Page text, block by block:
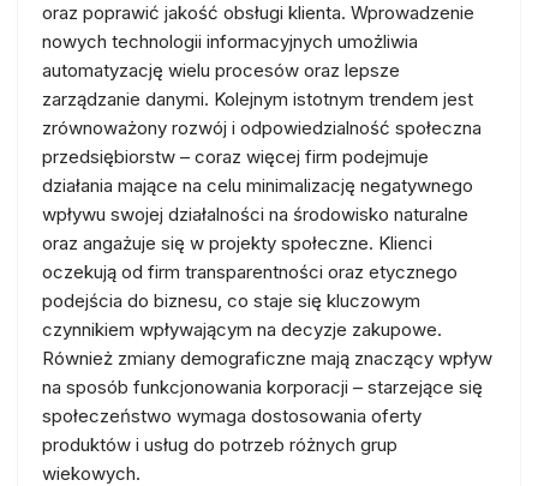
oraz poprawić jakość obsługi klienta. Wprowadzenie
nowych technologii informacyjnych umożliwia
automatyzację wielu procesów oraz lepsze
zarządzanie danymi. Kolejnym istotnym trendem jest
zrównoważony rozwój i odpowiedzialność społeczna
przedsiębiorstw – coraz więcej firm podejmuje
działania mające na celu minimalizację negatywnego
wpływu swojej działalności na środowisko naturalne
oraz angażuje się w projekty społeczne. Klienci
oczekują od firm transparentności oraz etycznego
podejścia do biznesu, co staje się kluczowym
czynnikiem wpływającym na decyzje zakupowe.
Również zmiany demograficzne mają znaczący wpływ
na sposób funkcjonowania korporacji – starzejące się
społeczeństwo wymaga dostosowania oferty
produktów i usług do potrzeb różnych grup
wiekowych.